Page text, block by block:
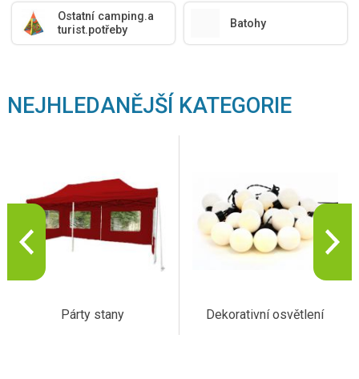
Ostatní camping.a
turist.potřeby
Batohy
NEJHLEDANĚJŠÍ KATEGORIE
Párty stany Dekorativní osvětlení